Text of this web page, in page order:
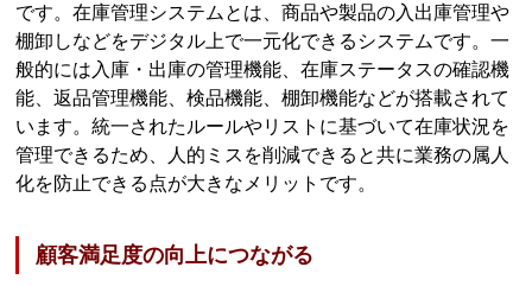
です。在庫管理システムとは、商品や製品の入出庫管理や
棚卸しなどをデジタル上で一元化できるシステムです。一
般的には入庫・出庫の管理機能、在庫ステータスの確認機
能、返品管理機能、検品機能、棚卸機能などが搭載されて
います。統一されたルールやリストに基づいて在庫状況を
管理できるため、人的ミスを削減できると共に業務の属人
化を防止できる点が大きなメリットです。
顧客満足度の向上につながる